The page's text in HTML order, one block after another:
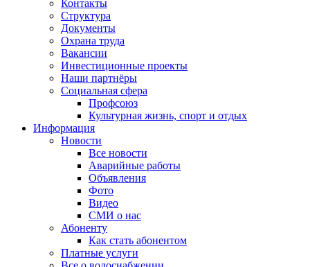
Контакты
Структура
Документы
Охрана труда
Вакансии
Инвестиционные проекты
Наши партнёры
Социальная сфера
Профсоюз
Культурная жизнь, спорт и отдых
Информация
Новости
Все новости
Аварийные работы
Объявления
Фото
Видео
СМИ о нас
Абоненту
Как стать абонентом
Платные услуги